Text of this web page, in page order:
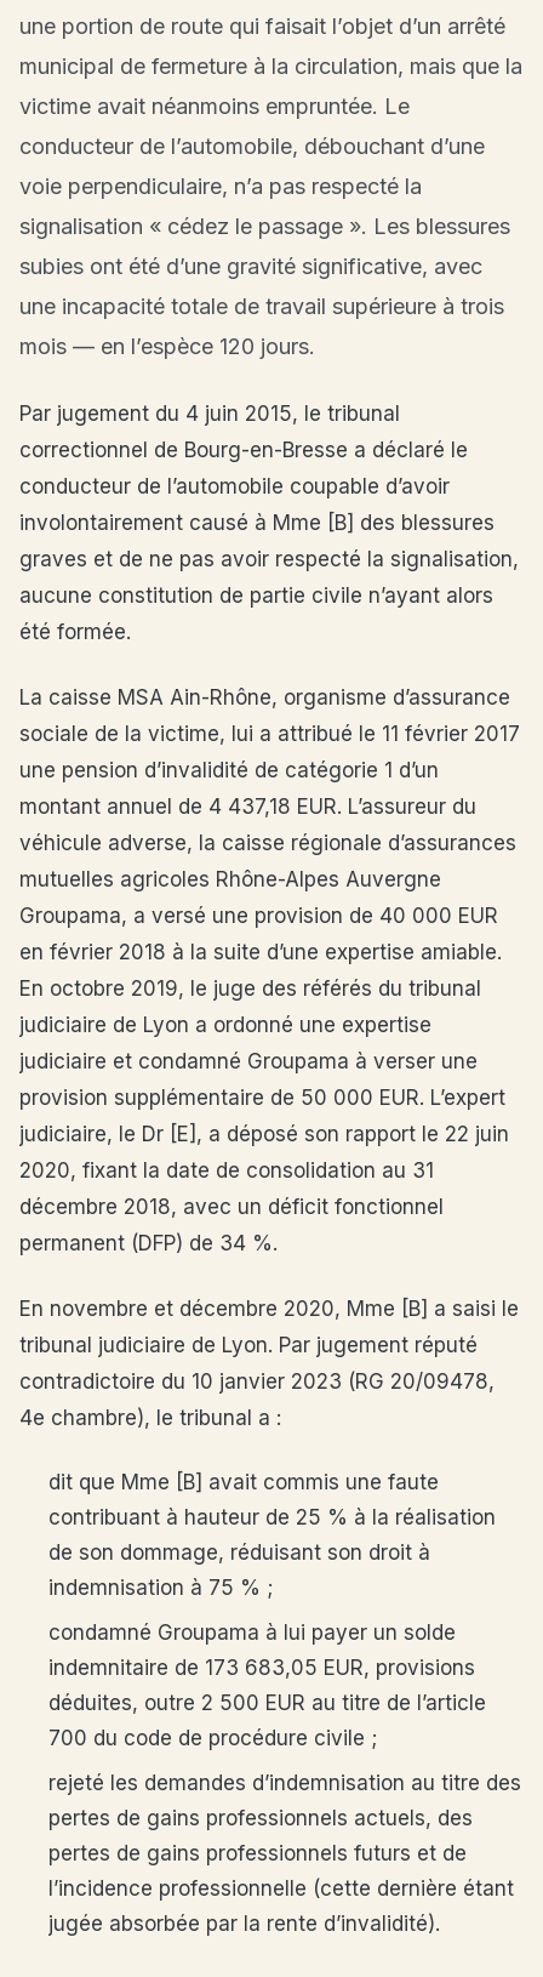
une portion de route qui faisait l’objet d’un arrêté
municipal de fermeture à la circulation, mais que la
victime avait néanmoins empruntée. Le
conducteur de l’automobile, débouchant d’une
voie perpendiculaire, n’a pas respecté la
signalisation « cédez le passage ». Les blessures
subies ont été d’une gravité significative, avec
une incapacité totale de travail supérieure à trois
mois — en l’espèce 120 jours.
Par jugement du 4 juin 2015, le tribunal
correctionnel de Bourg-en-Bresse a déclaré le
conducteur de l’automobile coupable d’avoir
involontairement causé à Mme [B] des blessures
graves et de ne pas avoir respecté la signalisation,
aucune constitution de partie civile n’ayant alors
été formée.
La caisse MSA Ain-Rhône, organisme d’assurance
sociale de la victime, lui a attribué le 11 février 2017
une pension d’invalidité de catégorie 1 d’un
montant annuel de 4 437,18 EUR. L’assureur du
véhicule adverse, la caisse régionale d’assurances
mutuelles agricoles Rhône-Alpes Auvergne
Groupama, a versé une provision de 40 000 EUR
en février 2018 à la suite d’une expertise amiable.
En octobre 2019, le juge des référés du tribunal
judiciaire de Lyon a ordonné une expertise
judiciaire et condamné Groupama à verser une
provision supplémentaire de 50 000 EUR. L’expert
judiciaire, le Dr [E], a déposé son rapport le 22 juin
2020, fixant la date de consolidation au 31
décembre 2018, avec un déficit fonctionnel
permanent (DFP) de 34 %.
En novembre et décembre 2020, Mme [B] a saisi le
tribunal judiciaire de Lyon. Par jugement réputé
contradictoire du 10 janvier 2023 (RG 20/09478,
4e chambre), le tribunal a :
dit que Mme [B] avait commis une faute
contribuant à hauteur de 25 % à la réalisation
de son dommage, réduisant son droit à
indemnisation à 75 % ;
condamné Groupama à lui payer un solde
indemnitaire de 173 683,05 EUR, provisions
déduites, outre 2 500 EUR au titre de l’article
700 du code de procédure civile ;
rejeté les demandes d’indemnisation au titre des
pertes de gains professionnels actuels, des
pertes de gains professionnels futurs et de
l’incidence professionnelle (cette dernière étant
jugée absorbée par la rente d’invalidité).